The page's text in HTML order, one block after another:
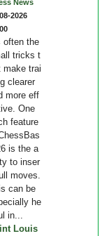
News
2026
often the
tricks t
make trai
clearer
more eff
One
feature
is the a
to inser
moves.
can be
he
in...
Louis